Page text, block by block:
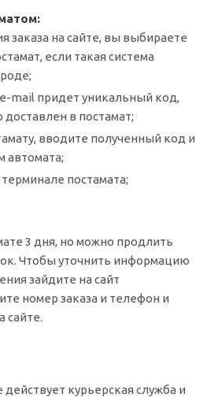
заказа на сайте, вы выбираете
если такая система
mail придет уникальный код,
доставлен в постамат;
вводите полученный код и
автомата;
постамата;
3 дня, но можно продлить
Чтобы уточнить информацию
зайдите на сайт
номер заказа и телефон и
сайте.
курьерская служба и